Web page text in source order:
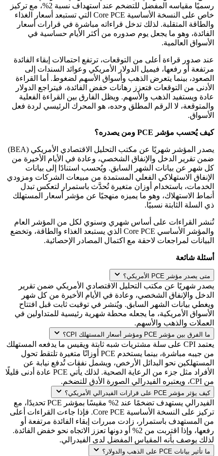
رسميًا مقياسه المفضل للتضخم عند استهداف نسبة 2%، مع تركيز
خاص على النسخة الأساسية Core PCE التي تستبعد أسعار الغذاء
والطاقة المتقلبة. لذلك تدخل قراءاته مباشرة في قرارات أسعار
الفائدة، وهو ما يجعل يوم صدوره من أكثر الأيام حساسية في
الأسواق العالمية.
عند صدور قراءة أعلى من التوقعات، ترتفع احتمالات إبقاء الفائدة
مرتفعة أو رفعها، فيميل الدولار الأمريكي وعوائد السندات إلى
الصعود، بينما يتعرض الذهب وأسواق الأسهم لضغوط. أما القراءة
الأدنى من التوقعات فتعزز رهانات خفض الفائدة، فيتراجع الدولار
عادة ويستفيد الذهب والأسهم. ويظل الفارق بين القراءة الفعلية
والمتوقعة، لا الرقم المطلق وحده، هو المحرك الرئيسي لردة فعل
الأسواق.
كيف يُحسب مؤشر PCE ومن يصدره؟
يصدر المؤشر شهريًا عن مكتب التحليل الاقتصادي الأمريكي (BEA)
ضمن تقرير الدخل والإنفاق الشخصي، وعادة في الأيام الأخيرة من
كل شهر عن بيانات الشهر السابق. ويُحسب استنادًا إلى بيانات
الإنفاق الاستهلاكي الفعلي المستمدة من مبيعات الشركات ومزودي
الخدمات، باستخدام أوزان متغيرة تُحدَّث باستمرار لتعكس تبدل
أنماط الاستهلاك، وهو ما يميزه منهجيًا عن مؤشر أسعار المستهلك
ذي السلة الثابتة نسبيًا.
تُنشر القراءات على أساس شهري وسنوي لكل من المؤشر العام
والمؤشر الأساسي Core PCE الذي يستبعد الغذاء والطاقة، وتخضع
البيانات لمراجعات لاحقة مع اكتمال المصادر الإحصائية.
أسئلة شائعة
متى يصدر مؤشر PCE الأمريكي؟
يصدر شهريًا عن مكتب التحليل الاقتصادي الأمريكي ضمن تقرير
الدخل والإنفاق الشخصي، وعادة في الأيام الأخيرة من كل شهر
ويغطي بيانات الشهر السابق. ويُنشر في توقيت ثابت قبل افتتاح
الأسواق الأمريكية، ما يجعله محطة شهرية رئيسية للمتداولين في
العملات والذهب والأسهم.
ما الفرق بين مؤشر PCE ومؤشر أسعار المستهلك CPI؟
يعتمد CPI على سلة مشتريات شبه ثابتة ويقيس ما يدفعه المستهلك
من جيبه مباشرة، بينما يستخدم PCE أوزانًا متغيرة تلتقط تحول
المستهلكين نحو البدائل الأرخص، ويشمل نفقات تُدفع نيابة عن
الأفراد مثل جزء من الرعاية الصحية. لذلك يأتي PCE عادة أدنى قليلًا
من CPI، ويعتبره الفيدرالي الصورة الأدق للتضخم.
كيف يؤثر مؤشر PCE على قرارات الفيدرالي الأمريكي؟
الفيدرالي يستهدف تضخمًا عند 2% مقيسًا بمؤشر PCE تحديدًا، مع
تركيز على النسخة الأساسية Core PCE. فإذا جاءت القراءات أعلى
من المستهدف باستمرار، زادت مبررات إبقاء الفائدة مرتفعة أو
رفعها، وإذا اقتربت من 2% أو دونها تعزز الاتجاه نحو خفض الفائدة.
لذلك يوصف بأنه المقياس المفضل لدى الفيدرالي.
ما تأثير بيانات PCE على الذهب والدولار؟